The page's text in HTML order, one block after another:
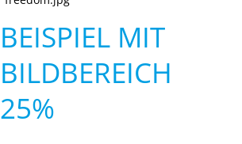
BEISPIEL MIT
BILDBEREICH
25%